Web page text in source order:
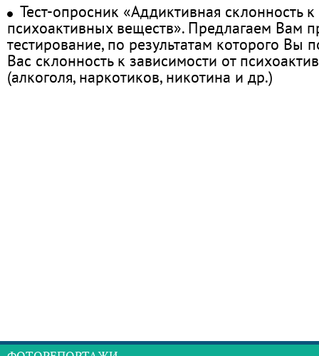
Тест-опросник «Аддиктивная склонность
психоактивных веществ». Предлагаем Вам
тестирование, по результатам которого Вы
Вас склонность к зависимости от
(алкоголя, наркотиков, никотина и др.)